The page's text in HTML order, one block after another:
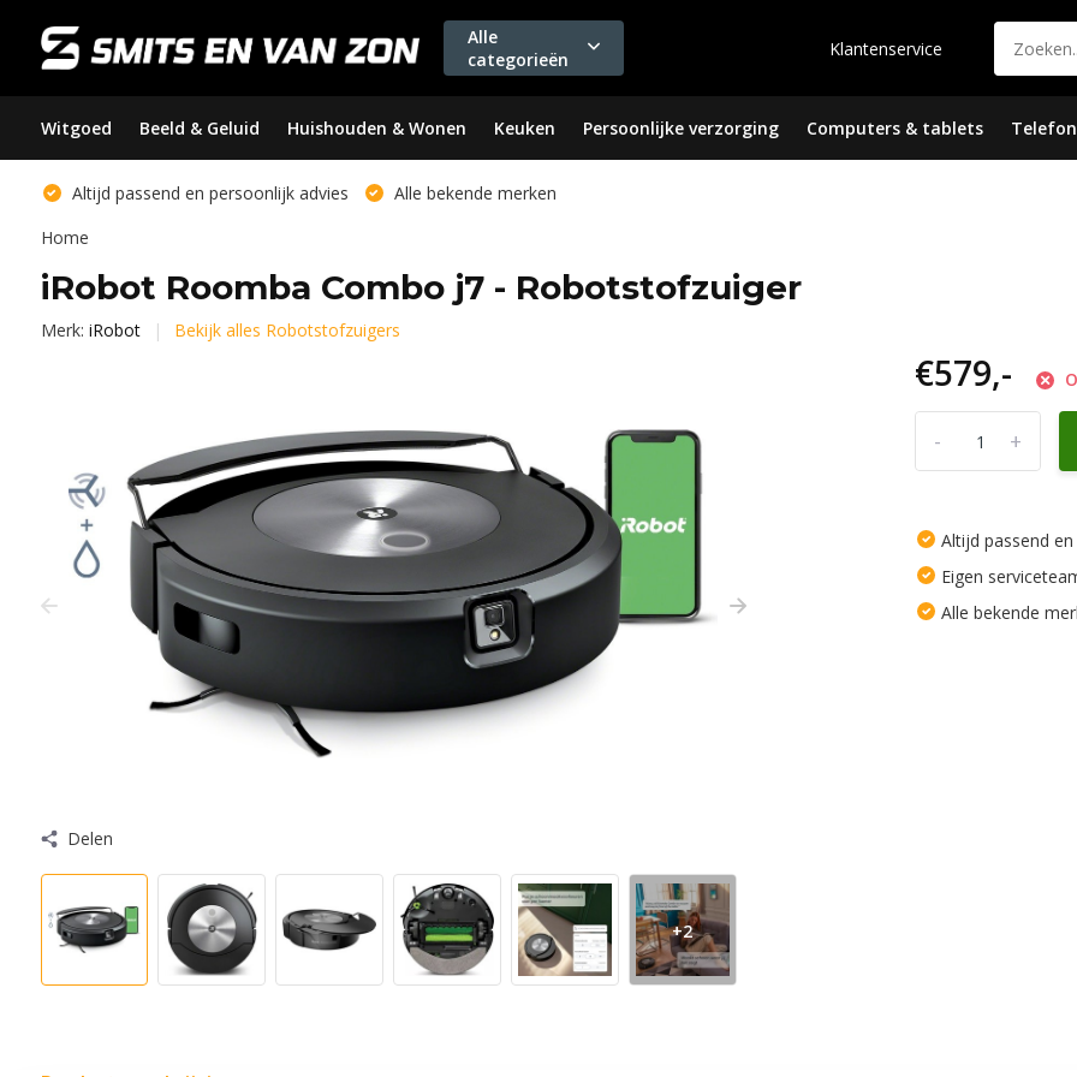
Alle
categorieën
Klantenservice
Witgoed Beeld & Geluid Huishouden & Wonen Keuken Persoonlijke verzorging Computers & tablets
Altijd passend en persoonlijk advies
Alle bekende merken
Home
iRobot Roomba Combo j7 - Robotstofzuiger
Merk: iRobot Bekijk alles Robotstofzuigers
Delen
+2
€579,-
+
-
Altijd passend
Eigen
Alle bekende